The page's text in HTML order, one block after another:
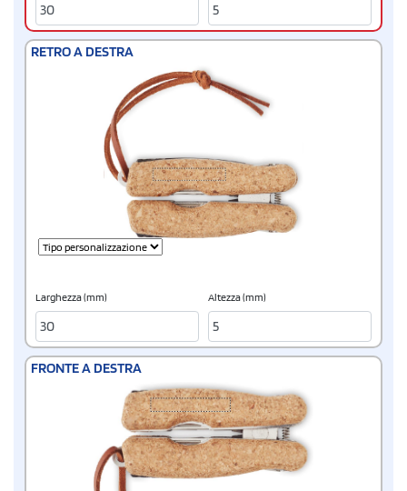
RETRO A DESTRA
Larghezza (mm) Altezza (mm)
FRONTE A DESTRA